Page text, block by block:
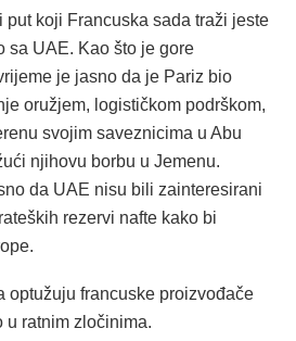
put koji Francuska sada traži jeste
sa UAE. Kao što je gore
je jasno da je Pariz bio
oružjem, logističkom podrškom,
svojim saveznicima u Abu
njihovu borbu u Jemenu.
da UAE nisu bili zainteresirani
rezervi nafte kako bi
optužuju francuske proizvođače
u ratnim zločinima.